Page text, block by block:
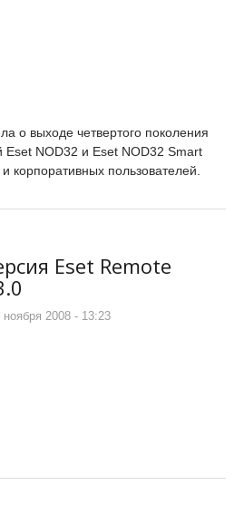
о выходе четвертого поколения
NOD32 и Eset NOD32 Smart
корпоративных пользователей.
Eset Remote
ноября 2008 - 13:23